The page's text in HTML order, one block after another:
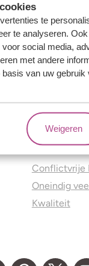
te
te analyseren.
social media,
met andere
van uw
Weigeren
Jouw
Conflictvrije
Oneindig
Kwaliteit